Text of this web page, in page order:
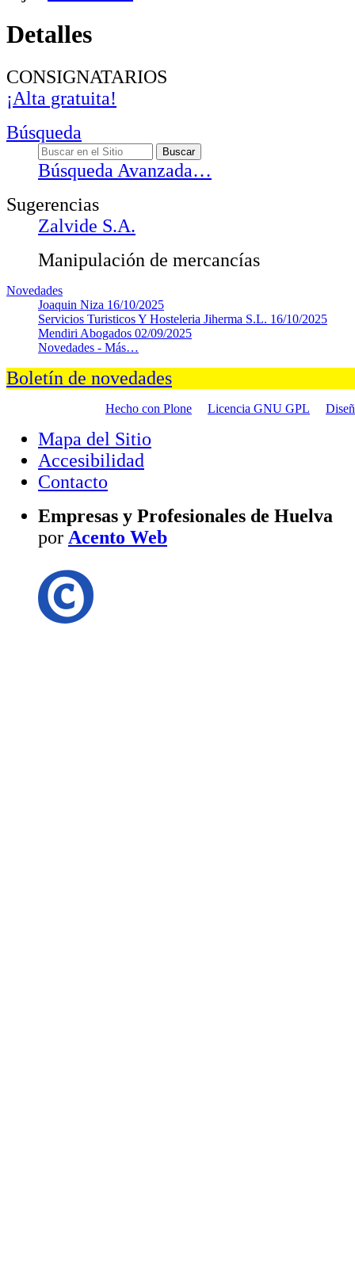
Detalles
CONSIGNATARIOS
¡Alta gratuita!
Búsqueda
Búsqueda Avanzada…
Sugerencias
Zalvide S.A.
Manipulación de mercancías
Novedades
Joaquin Niza 16/10/2025
Servicios Turisticos Y Hosteleria Jiherma S.L. 16/10/2025
Mendiri Abogados 02/09/2025
Novedades - Más…
Boletín de novedades
Hecho con Plone Licencia GNU GPL
Mapa del Sitio
Accesibilidad
Contacto
Empresas y Profesionales de Huelva
por Acento Web